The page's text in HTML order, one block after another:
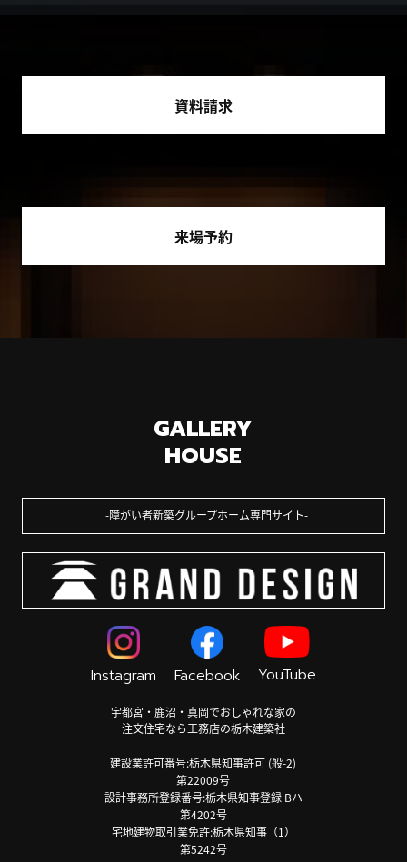
資料請求
来場予約
GALLERY
HOUSE
障がい者新築グループホーム専門サイト
Instagram Facebook YouTube
宇都宮・鹿沼・真岡でおしゃれな家の
注文住宅なら工務店の栃木建築社
建設業許可番号:栃木県知事許可 (般-2)
第22009号
設計事務所登録番号:栃木県知事登録 Bハ
第4202号
宅地建物取引業免許:栃木県知事（1）
第5242号